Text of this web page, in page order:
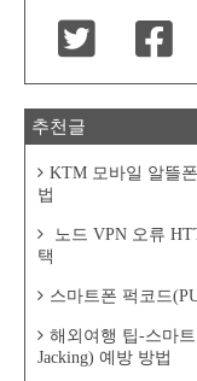
추천글
KTM 모바일 알뜰
법
노드 VPN 오류
택
스마트폰 퍽코드
해외여행 팁-스마
Jacking) 예방 방법